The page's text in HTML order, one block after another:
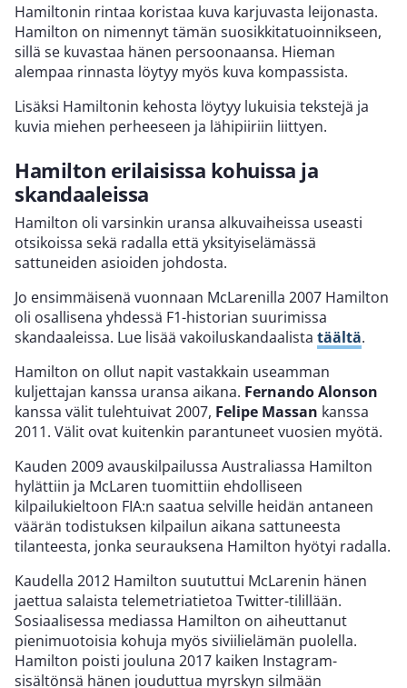
Hamiltonin rintaa koristaa kuva karjuvasta leijonasta.
Hamilton on nimennyt tämän suosikkitatuoinnikseen,
sillä se kuvastaa hänen persoonaansa. Hieman
alempaa rinnasta löytyy myös kuva kompassista.
Lisäksi Hamiltonin kehosta löytyy lukuisia tekstejä ja
kuvia miehen perheeseen ja lähipiiriin liittyen.
Hamilton erilaisissa kohuissa ja
skandaaleissa
Hamilton oli varsinkin uransa alkuvaiheissa useasti
otsikoissa sekä radalla että yksityiselämässä
sattuneiden asioiden johdosta.
Jo ensimmäisenä vuonnaan McLarenilla 2007 Hamilton
oli osallisena yhdessä F1-historian suurimissa
skandaaleissa. Lue lisää vakoiluskandaalista täältä.
Hamilton on ollut napit vastakkain useamman
kuljettajan kanssa uransa aikana. Fernando Alonson
kanssa välit tulehtuivat 2007, Felipe Massan kanssa
2011. Välit ovat kuitenkin parantuneet vuosien myötä.
Kauden 2009 avauskilpailussa Australiassa Hamilton
hylättiin ja McLaren tuomittiin ehdolliseen
kilpailukieltoon FIA:n saatua selville heidän antaneen
väärän todistuksen kilpailun aikana sattuneesta
tilanteesta, jonka seurauksena Hamilton hyötyi radalla.
Kaudella 2012 Hamilton suututtui McLarenin hänen
jaettua salaista telemetriatietoa Twitter-tilillään.
Sosiaalisessa mediassa Hamilton on aiheuttanut
pienimuotoisia kohuja myös siviilielämän puolella.
Hamilton poisti jouluna 2017 kaiken Instagram-
sisältönsä hänen jouduttua myrskyn silmään